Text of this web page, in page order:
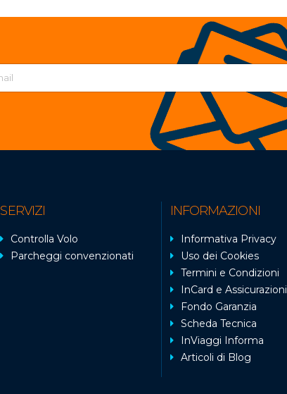
SERVIZI
Controlla Volo
Parcheggi convenzionati
INFORMAZIONI
Informativa Privacy
Uso dei Cookies
Termini e Condizioni
InCard e Assicurazioni
Fondo Garanzia
Scheda Tecnica
InViaggi Informa
Articoli di Blog